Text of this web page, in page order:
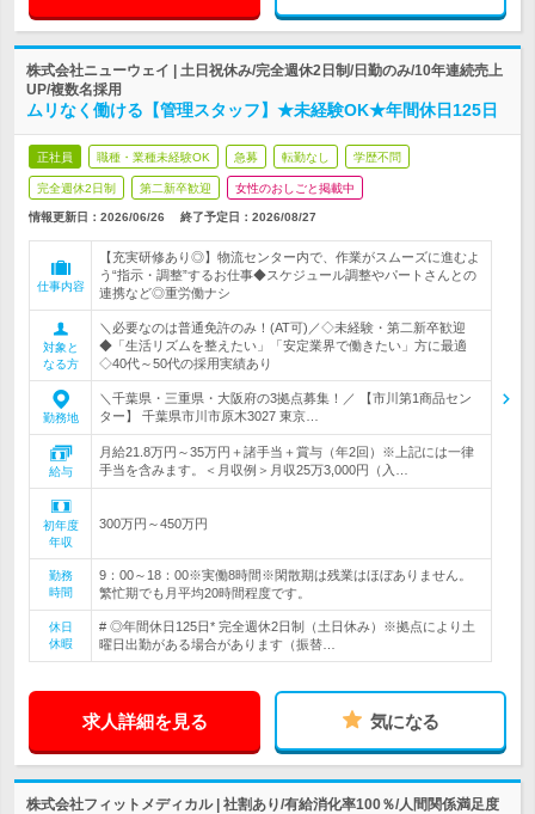
株式会社ニューウェイ | 土日祝休み/完全週休2日制/日勤のみ/10年連続売上
UP/複数名採用
ムリなく働ける【管理スタッフ】★未経験OK★年間休日125日
正社員 職種・業種未経験OK 急募 転勤なし 学歴不問
完全週休2日制 第二新卒歓迎 女性のおしごと掲載中
情報更新日：2026/06/26 終了予定日： 2026/08/27
仕事内容
【充実研修あり◎】物流センター内で、作業がスムーズに進むよ
う“指示・調整”するお仕事◆スケジュール調整やパートさんとの
連携など◎重労働ナシ
対象と
なる方
＼必要なのは普通免許のみ！(AT可)／◇未経験・第二新卒歓迎
◆「生活リズムを整えたい」「安定業界で働きたい」方に最適
◇40代～50代の採用実績あり
勤務地
＼千葉県・三重県・大阪府の3拠点募集！／ 【市川第1商品セン
ター】 千葉県市川市原木3027 東京…
給与
月給21.8万円～35万円＋諸手当＋賞与（年2回）※上記には一律
手当を含みます。＜月収例＞月収25万3,000円（入…
初年度
年収
300万円～450万円
勤務
時間
9：00～18：00※実働8時間※閑散期は残業はほぼありません。
繁忙期でも月平均20時間程度です。
休日
休暇
# ◎年間休日125日* 完全週休2日制（土日休み）※拠点により土
曜日出勤がある場合があります（振替…
求人詳細を見る 気になる
株式会社フィットメディカル | 社割あり/有給消化率100％/人間関係満足度